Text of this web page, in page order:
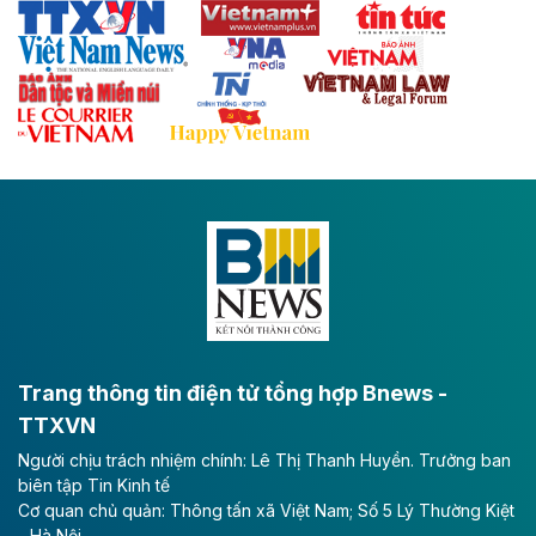
Thái Nguyên và các tỉnh trung du, miền núi phía Bắc
với hệ thống cửa khẩu quốc tế tại Lạng Sơn.
Theo baodautu.vn
Đề xuất đầu tư 11.500 tỷ đồng xây dựng cao
tốc CT.11 qua Ninh Bình
Đông A dài khoảng 25,1 km được kỳ vọng sẽ tạo động
lực phát triển kinh tế - xã hội khu vực phía Nam đồng
Long Thành
Tổng công ty Cảng hàng không Việt Nam - CTCP
(ACV) vừa lập kỷ lục mới về lợi nhuận trong quý
II/2026.
Trang thông tin điện tử tổng hợp Bnews -
TTXVN
Người chịu trách nhiệm chính: Lê Thị Thanh Huyền. Trưởng ban
biên tập Tin Kinh tế
Cơ quan chủ quản: Thông tấn xã Việt Nam; Số 5 Lý Thường Kiệt